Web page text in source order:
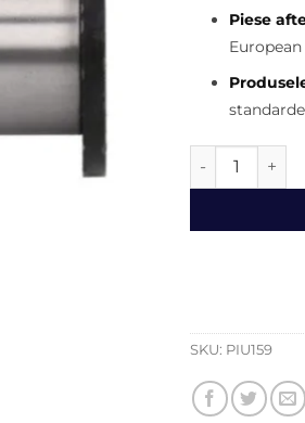
Piese
European
Cantitate
SKU: PIU159